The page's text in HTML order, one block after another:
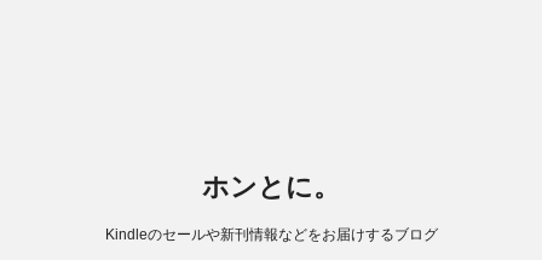
ホンとに。
Kindleのセールや新刊情報などをお届けするブログ